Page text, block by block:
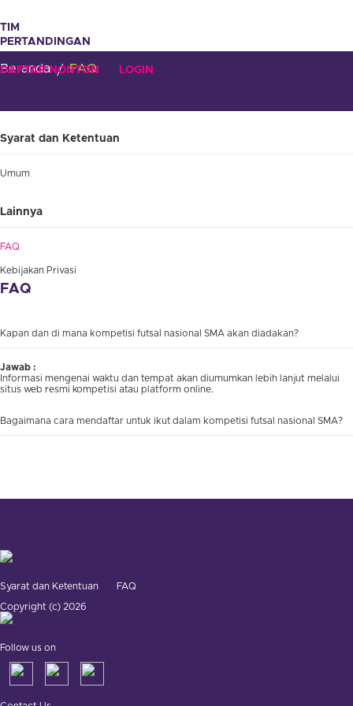
TIM
PERTANDINGAN
DAFTAR NONTON
LOGIN
Beranda / FAQ
Syarat dan Ketentuan
Umum
Lainnya
FAQ
Kebijakan Privasi
FAQ
Kapan dan di mana kompetisi futsal nasional SMA akan diadakan?
Jawab :
Informasi mengenai waktu dan tempat akan diumumkan lebih lanjut melalui
situs web resmi kompetisi atau platform online.
Bagaimana cara mendaftar untuk ikut dalam kompetisi futsal nasional SMA?
Syarat dan Ketentuan
FAQ
Copyright (c) 2026
Follow us on